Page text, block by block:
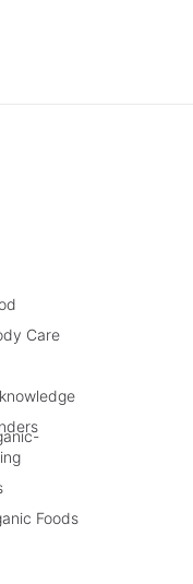
Care
Foods